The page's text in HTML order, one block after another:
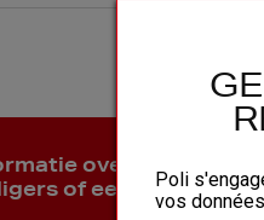
over onze
of een offerte
Poli
vos